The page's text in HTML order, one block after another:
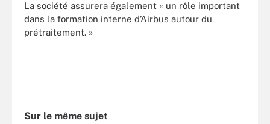
La société assurera également « un rôle important
dans la formation interne d’Airbus autour du
prétraitement. »
Sur le même sujet